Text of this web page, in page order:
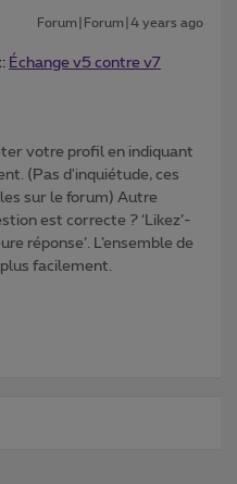
Forum|Forum|4 years ago
Échange v5 contre v7
votre profil en indiquant
(Pas d'inquiétude, ces
sur le forum) Autre
est correcte ? ‘Likez’-
réponse’. L’ensemble de
facilement.